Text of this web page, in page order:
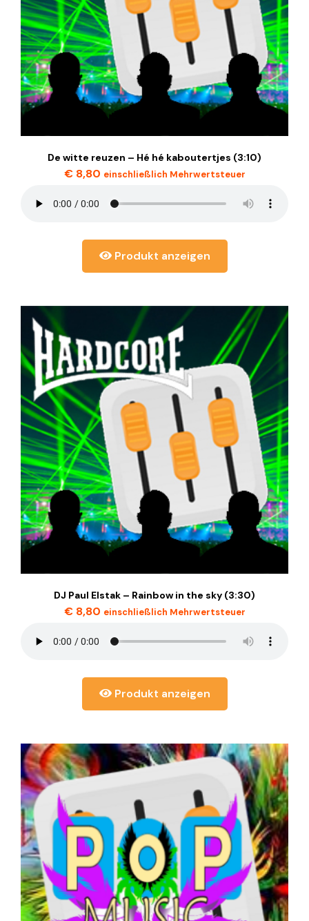
De witte reuzen – Hé hé kaboutertjes (3:10)
€8,80 einschließlich Mehrwertsteuer
Produkt anzeigen
DJ Paul Elstak – Rainbow in the sky (3:30)
€8,80 einschließlich Mehrwertsteuer
Produkt anzeigen